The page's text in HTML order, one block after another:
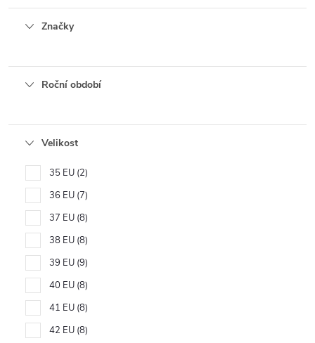
Značky
Roční období
Velikost
35 EU 2
36 EU 7
37 EU 8
38 EU 8
39 EU 9
40 EU 8
41 EU 8
42 EU 8